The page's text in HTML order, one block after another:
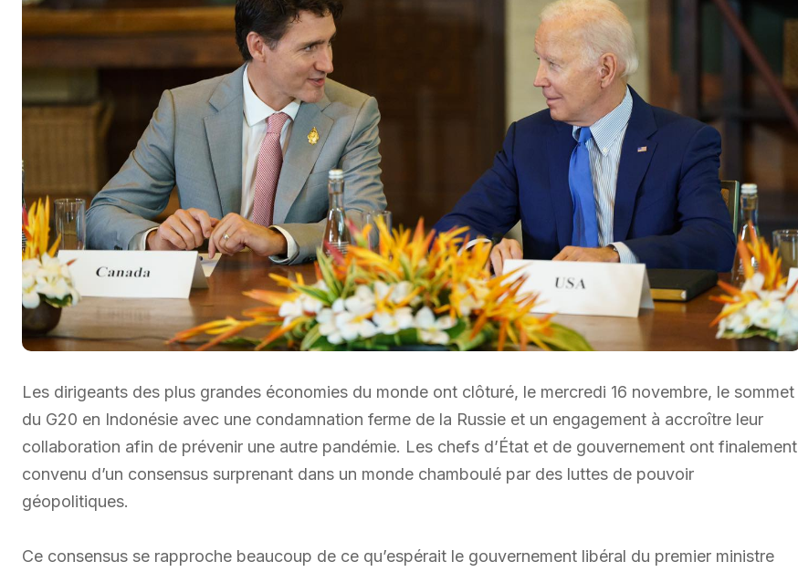
Les dirigeants des plus grandes économies du monde ont clôturé, le mercredi 16 novembre, le sommet
du G20 en Indonésie avec une condamnation ferme de la Russie et un engagement à accroître leur
collaboration afin de prévenir une autre pandémie. Les chefs d’État et de gouvernement ont finalement
convenu d’un consensus surprenant dans un monde chamboulé par des luttes de pouvoir
géopolitiques.
Ce consensus se rapproche beaucoup de ce qu’espérait le gouvernement libéral du premier ministre